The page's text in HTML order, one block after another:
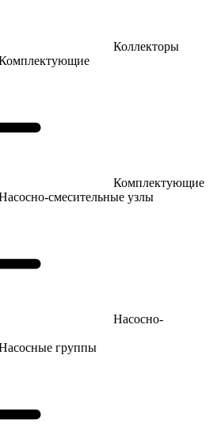
Коллекторы
Комплектующие
смесительные узлы
Насосно-
группы